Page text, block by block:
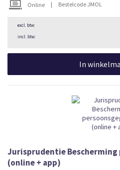
Online | Bestelcode JMOL
In
Jurisprudentie Bescherming
(online + app)